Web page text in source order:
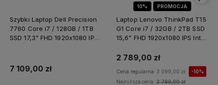
Szybki Laptop Dell Precision
7760 Core i7 / 128GB / 1TB
SSD 17,3" FHD 1920x1080 IPS
Laptop do Grafiki
Projektowania
7 109,00 zł
10% PROMOCJA
Laptop Lenovo ThinkPad T15
G1 Core i7 / 32GB / 2TB SSD
15,6" FHD 1920x1080 IPS Intel
do Nauki Domu
2 789,00 zł
Cena regularna: 3 099,00 zł
-10%
Najniższa cena: 2 799,00 zł